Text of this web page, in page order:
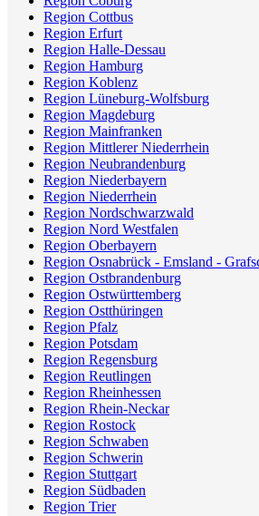
Region Cottbus
Region Erfurt
Region Halle-Dessau
Region Hamburg
Region Koblenz
Region Lüneburg-Wolfsburg
Region Magdeburg
Region Mainfranken
Region Mittlerer Niederrhein
Region Neubrandenburg
Region Niederbayern
Region Niederrhein
Region Nordschwarzwald
Region Nord Westfalen
Region Oberbayern
Region Osnabrück - Emsland -
Region Ostbrandenburg
Region Ostwürttemberg
Region Ostthüringen
Region Pfalz
Region Potsdam
Region Regensburg
Region Reutlingen
Region Rheinhessen
Region Rhein-Neckar
Region Rostock
Region Schwaben
Region Schwerin
Region Stuttgart
Region Südbaden
Region Trier